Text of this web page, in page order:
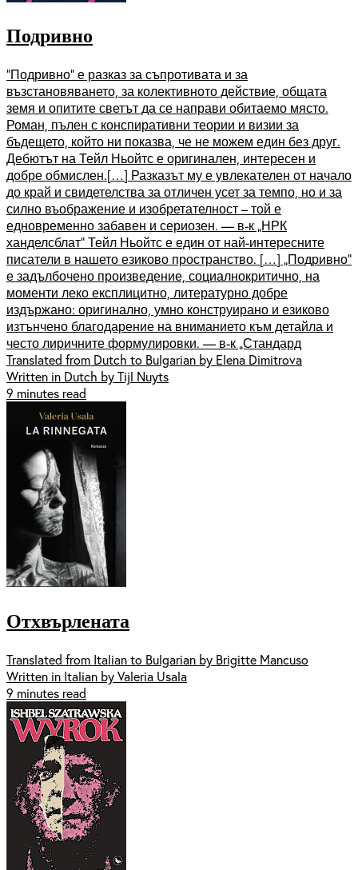
Подривно
“Подривно” е разказ за съпротивата и за
възстановяването, за колективното действие, общата
земя и опитите светът да се направи обитаемо място.
Роман, пълен с конспиративни теории и визии за
бъдещето, който ни показва, че не можем един без друг.
Дебютът на Тейл Ньойтс е оригинален, интересен и
добре обмислен.[…] Разказът му е увлекателен от начало
до край и свидетелства за отличен усет за темпо, но и за
силно въображение и изобретателност – той е
едновременно забавен и сериозен. — в-к „НРК
ханделсблат” Тейл Ньойтс е един от най-интересните
писатели в нашето езиково пространство. […] „Подривно”
е задълбочено произведение, социалнокритично, на
моменти леко експлицитно, литературно добре
издържано: оригинално, умно конструирано и езиково
изтънчено благодарение на вниманието към детайла и
често лиричните формулировки. — в-к „Стандард
Translated from Dutch to Bulgarian by Elena Dimitrova
Written in Dutch by Tijl Nuyts
9 minutes read
Отхвърлената
Translated from Italian to Bulgarian by Brigitte Mancuso
Written in Italian by Valeria Usala
9 minutes read